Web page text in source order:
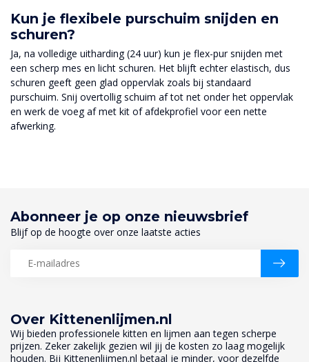
Kun je flexibele purschuim snijden en
schuren?
Ja, na volledige uitharding (24 uur) kun je flex-pur snijden met
een scherp mes en licht schuren. Het blijft echter elastisch, dus
schuren geeft geen glad oppervlak zoals bij standaard
purschuim. Snij overtollig schuim af tot net onder het oppervlak
en werk de voeg af met kit of afdekprofiel voor een nette
afwerking.
Over Kittenenlijmen.nl
Wij bieden professionele kitten en lijmen aan tegen scherpe
prijzen. Zeker zakelijk gezien wil jij de kosten zo laag mogelijk
houden. Bij Kittenenlijmen.nl betaal je minder, voor dezelfde
Abonneer je op onze nieuwsbrief
Blijf op de hoogte over onze laatste acties